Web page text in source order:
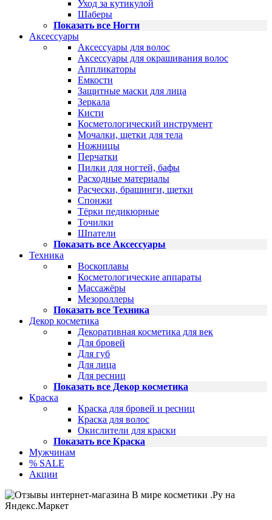
Уход за кутикулой
Шаберы
Показать все Ногти
Аксессуары
Аксессуары для волос
Аксессуары для окрашивания волос
Аппликаторы
Емкости
Защитные маски для лица
Зеркала
Кисти
Косметологический инструмент
Мочалки, щетки для тела
Ножницы
Перчатки
Пилки для ногтей, бафы
Расходные материалы
Расчески, брашинги, щетки
Спонжи
Тёрки педикюрные
Точилки
Шпатели
Показать все Аксессуары
Техника
Воскоплавы
Косметологические аппараты
Массажёры
Мезороллеры
Показать все Техника
Декор косметика
Декоративная косметика для век
Для бровей
Для губ
Для лица
Для ресниц
Показать все Декор косметика
Краска
Краска для бровей и ресниц
Краска для волос
Окислители для краски
Показать все Краска
Мужчинам
% SALE
Акции